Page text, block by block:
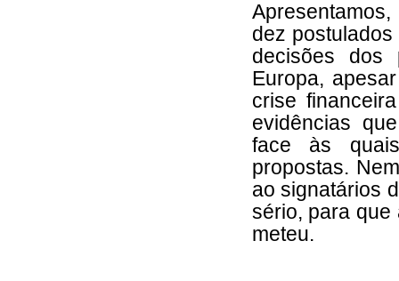
dez
decisões
Europa,
crise
evidências
face às
propostas.
ao signatários
sério, para que
meteu.